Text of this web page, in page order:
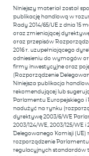
Niniejszy materiał został
publikację handlową w
Rady 2014/65/UE z dnia 15
oraz zmieniającej dyrektywę
oraz przepisów
2016 r. uzupełniającego
odniesieniu do wymogów
firmy inwestycyjne oraz
(Rozporządzenie
Niniejsza publikacja
rekomendującej lub
Parlamentu Europejskiego i
nadużyć na rynku
dyrektywę 2003/6/WE
2003/124/WE, 2003/125/
Delegowanego Komisji (UE)
rozporządzenie Parlamentu
regulacyjnych standardów